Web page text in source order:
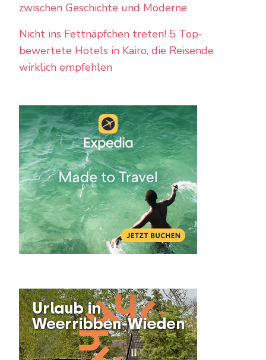
zwischen Geschichte und Moderne
Nicht ins Fettnäpfchen treten! 5 Top-
bewertete Hotels in Kairo, die Reisende
wirklich empfehlen